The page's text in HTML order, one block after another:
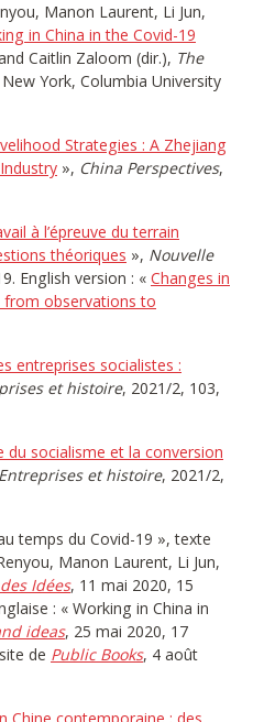
Manon Laurent, Li Jun,
in China in the Covid-19
Caitlin Zaloom (dir.), The
York, Columbia University
Strategies : A Zhejiang
», China Perspectives,
à l’épreuve du terrain
théoriques », Nouvelle
English version : « Changes in
from observations to
entreprises socialistes :
et histoire, 2021/2, 103,
du socialisme et la conversion
Entreprises et histoire, 2021/2,
temps du Covid-19 », texte
Manon Laurent, Li Jun,
Idées, 11 mai 2020, 15
: « Working in China in
ideas, 25 mai 2020, 17
de Public Books, 4 août